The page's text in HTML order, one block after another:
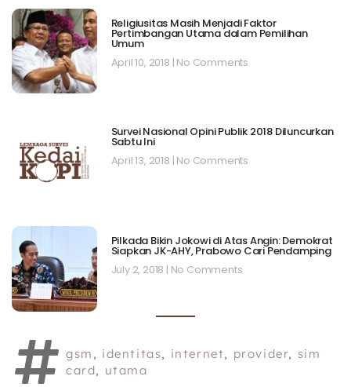
Religiusitas Masih Menjadi Faktor
Pertimbangan Utama dalam Pemilihan
Umum
April 10, 2018 No Comments
Survei Nasional Opini Publik 2018 Diluncurkan
Sabtu Ini
April 13, 2018 No Comments
Pilkada Bikin Jokowi di Atas Angin: Demokrat
Siapkan JK-AHY, Prabowo Cari Pendamping
July 2, 2018 No Comments
gsm , identitas, internet, provider, sim
card, utama